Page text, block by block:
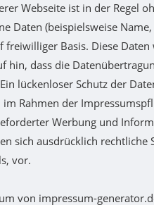
Webseite ist in der Regel
Daten (beispielsweise
freiwilliger Basis. Diese
hin, dass die
lückenloser Schutz der
im Rahmen der
Werbung und
sich ausdrücklich
vor.
von impressum-